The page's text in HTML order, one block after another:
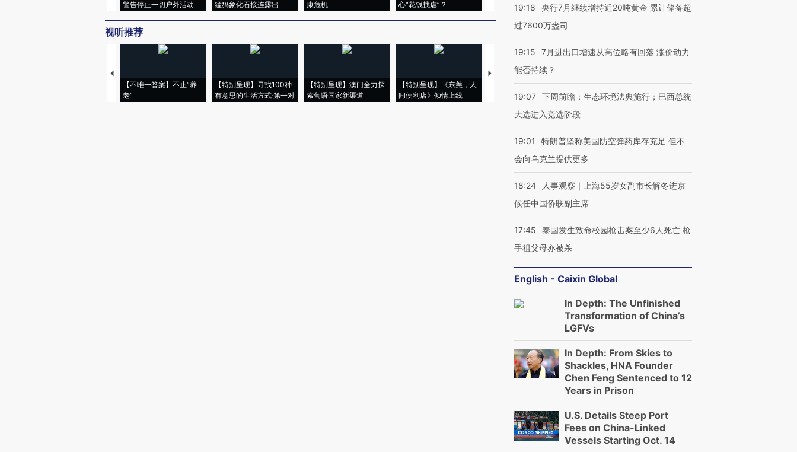
警告停止一切户外活动
猛犸象化石接连露出
康危机
心“花钱找虐”？
育部长拱下台
飞地休达
视听推荐
【不唯一答案】不止“养
老”
【特别呈现】寻找100种
有意思的生活方式·第一对
【特别呈现】澳门全力探
索葡语国家新渠道
【特别呈现】《东莞，人
间便利店》倾情上线
【推广】走进第四届链博
会，让数智科技“链”接产
【特别呈现】寻找100种
有意思的生活方式·第三对
CFO：不靠规模取胜，华
住三大增长引擎是什么？
19:18
央行7月继续增持近20吨黄金 累计储备超
过7600万盎司
19:15
7月进出口增速从高位略有回落 涨价动力
能否持续？
19:07 下周前瞻：生态环境法典施行；巴西总统
大选进入竞选阶段
19:01
特朗普坚称美国防空弹药库存充足 但不
会向乌克兰提供更多
18:24
人事观察｜上海55岁女副市长解冬进京
候任中国侨联副主席
17:45
泰国发生致命校园枪击案至少6人死亡 枪
手祖父母亦被杀
English - Caixin Global
In Depth: The Unfinished
Transformation of China’s
LGFVs
In Depth: From Skies to
Shackles, HNA Founder
Chen Feng Sentenced to 12
Years in Prison
U.S. Details Steep Port
Fees on China-Linked
Vessels Starting Oct. 14